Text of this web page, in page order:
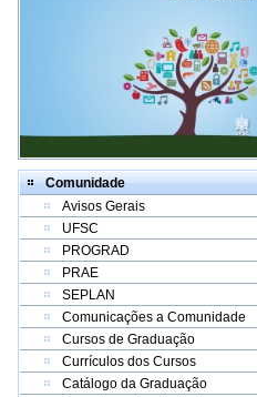
Comunidade
Avisos Gerais
UFSC
PROGRAD
PRAE
SEPLAN
Comunicações a Comunidade
Cursos de Graduação
Currículos dos Cursos
Catálogo da Graduação